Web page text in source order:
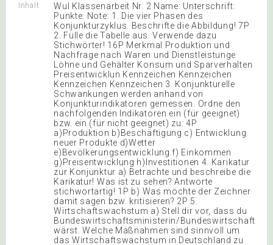
Inhalt
WuI Klassenarbeit Nr. 2 Name: Unterschrift:
Punkte: Note: 1. Die vier Phasen des
Konjunkturzyklus. Beschrifte die Abbildung! 7P
2. Fülle die Tabelle aus. Verwende dazu
Stichwörter! 16P Merkmal Produktion und
Nachfrage nach Waren und Dienstleistunge
Löhne und Gehälter Konsum und Sparverhalten
Preisentwicklun Kennzeichen Kennzeichen
Kennzeichen Kennzeichen 3. Konjunkturelle
Schwankungen werden anhand von
Konjunkturindikatoren gemessen. Ordne den
nachfolgenden Indikatoren ein (für geeignet)
bzw. ein (für nicht geeignet) zu: 4P
a)Produktion b)Beschäftigung c) Entwicklung
neuer Produkte d)Wetter
e)Bevölkerungsentwicklung f) Einkommen
g)Preisentwicklung h)Investitionen 4. Karikatur
zur Konjunktur a) Betrachte und beschreibe die
Karikatur! Was ist zu sehen? Antworte
stichwortartig! 1P b) Was möchte der Zeichner
damit sagen bzw. kritisieren? 2P 5.
Wirtschaftswachstum a) Stell dir vor, dass du
Bundeswirtschaftsministerin/
wärst. Welche Maßnahmen sind sinnvoll um
das Wirtschaftswachstum in Deutschland zu